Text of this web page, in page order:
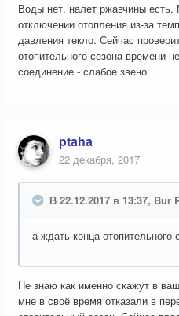
Воды нет. налет ржавчины
отключении отопления из-за
давления текло. Сейчас
отопительного сезона времени
соединение - слабое звено.
ptaha
22 декабря, 2017
В 22.12.2017 в 13:37, Bur
а ждать конца отопительного
Не знаю как именно скажут в
мне в своё время отказали в